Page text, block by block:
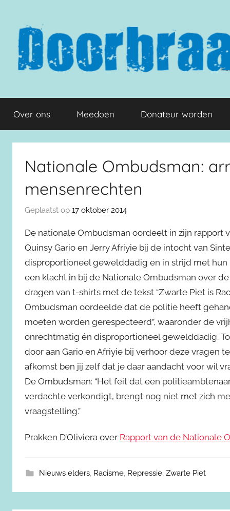
inhoud
springen
Doorbraak.eu
Over ons Meedoen Donateur worden
Nationale Ombudsman:
mensenrechten
Geplaatst op 17 oktober 2014
De nationale Ombudsman oordeelt in zijn rapport
Quinsy Gario en Jerry Afriyie bij de intocht van
disproportioneel gewelddadig en in strijd met hun
een klacht in bij de Nationale Ombudsman over
dragen van t-shirts met de tekst “Zwarte Piet is
Ombudsman oordeelde dat de politie heeft
moeten worden gerespecteerd”, waaronder de
onrechtmatig én disproportioneel gewelddadig.
door aan Gario en Afriyie bij verhoor deze vragen
afkomst ben jij zelf dat je daar aandacht voor wil
De Ombudsman: “Het feit dat een
verdachte verkondigt, brengt nog niet met zich
vraagstelling.”
Prakken D’Oliviera over Rapport van de Nationale
Nieuws elders, Racisme, Repressie, Zwarte Piet